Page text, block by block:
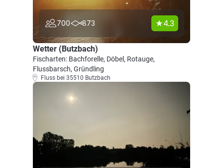
700 873 4.3
Wetter (Butzbach)
Fischarten: Bachforelle, Döbel, Rotauge,
Flussbarsch, Gründling
Fluss bei 35510 Butzbach